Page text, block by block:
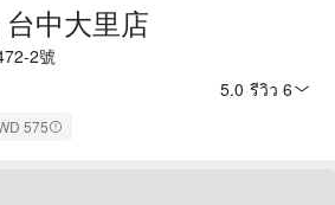
中大里店
2號
5.0 รีวิว 6
575